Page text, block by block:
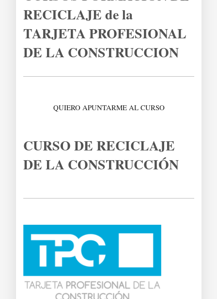
RECICLAJE de la
TARJETA PROFESIONAL
DE LA CONSTRUCCION
QUIERO APUNTARME AL CURSO
CURSO DE RECICLAJE
DE LA CONSTRUCCIÓN